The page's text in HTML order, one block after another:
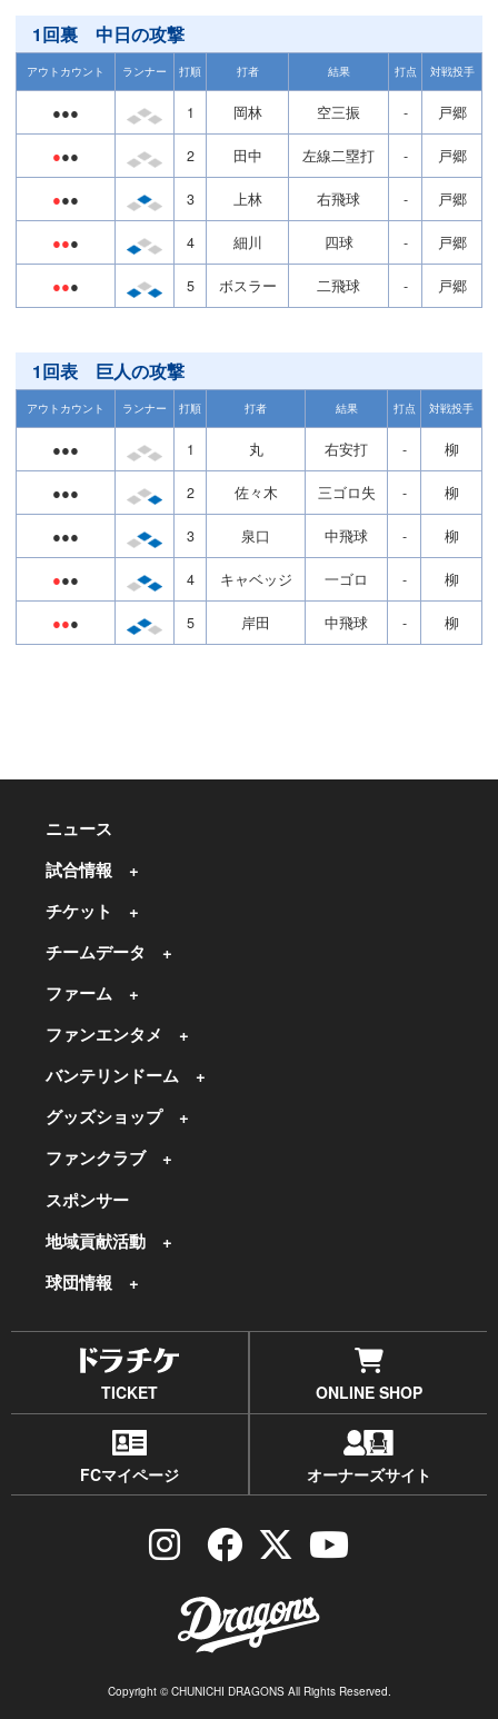
1回裏 中日の攻撃
アウトカウント ランナー 打順 打者 結果 打点 対戦投手
●●● 1 岡林 空三振 - 戸郷
●●● 2 田中 左線二塁打 - 戸郷
●●● 3 上林 右飛球 - 戸郷
●●● 4 細川 四球 - 戸郷
●●● 5 ボスラー 二飛球 - 戸郷
1回表 巨人の攻撃
アウトカウント ランナー 打順 打者 結果 打点 対戦投手
●●● 1 丸 右安打 - 柳
●●● 2 佐々木 三ゴロ失 - 柳
●●● 3 泉口 中飛球 - 柳
●●● 4 キャベッジ 一ゴロ - 柳
●●● 5 岸田 中飛球 - 柳
ニュース
試合情報
チケット
チームデータ
ファーム
ファンエンタメ
バンテリンドーム
グッズショップ
ファンクラブ
スポンサー
地域貢献活動
球団情報
TICKET ONLINE SHOP
FCマイページ オーナーズサイト
Copyright © CHUNICHI DRAGONS All Rights Reserved.